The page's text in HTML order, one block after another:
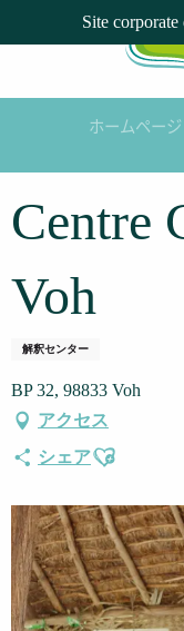
Site
ホームページ
Centre
Voh
解釈センター
BP 32, 98833 Voh
アクセス
シェアAjouter aux